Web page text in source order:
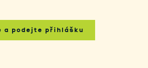
podejte přihlášku